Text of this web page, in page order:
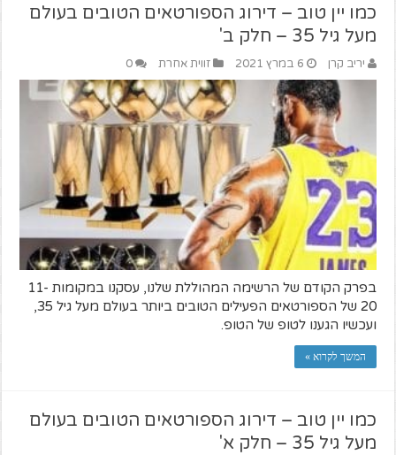
כמו יין טוב – דירוג הספורטאים הטובים בעולם
מעל גיל 35 – חלק ב'
יריב קרן 6 במרץ 2021 זווית אחרת 0
בפרק הקודם של הרשימה המהוללת שלנו, עסקנו במקומות 11-
20 של הספורטאים הפעילים הטובים ביותר בעולם מעל גיל 35,
ועכשיו הגענו לטופ של הטופ.
המשך לקרוא »
כמו יין טוב – דירוג הספורטאים הטובים בעולם
מעל גיל 35 – חלק א'